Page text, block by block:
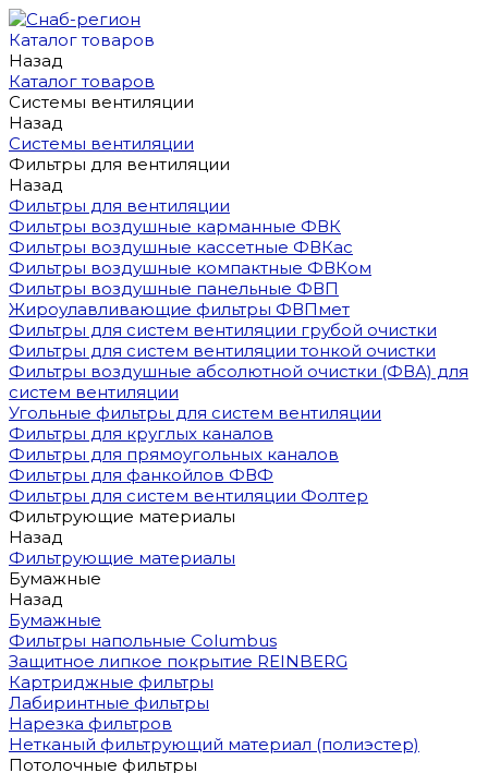
Каталог товаров
Назад
Каталог товаров
Системы вентиляции
Назад
Системы вентиляции
Фильтры для вентиляции
Назад
Фильтры для вентиляции
Фильтры воздушные карманные ФВК
Фильтры воздушные кассетные ФВКас
Фильтры воздушные компактные ФВКом
Фильтры воздушные панельные ФВП
Жироулавливающие фильтры ФВПмет
Фильтры для систем вентиляции грубой очистки
Фильтры для систем вентиляции тонкой очистки
Фильтры воздушные абсолютной очистки (ФВА) для
систем вентиляции
Угольные фильтры для систем вентиляции
Фильтры для круглых каналов
Фильтры для прямоугольных каналов
Фильтры для фанкойлов ФВФ
Фильтры для систем вентиляции Фолтер
Фильтрующие материалы
Назад
Фильтрующие материалы
Бумажные
Назад
Бумажные
Фильтры напольные Columbus
Защитное липкое покрытие REINBERG
Картриджные фильтры
Лабиринтные фильтры
Нарезка фильтров
Нетканый фильтрующий материал (полиэстер)
Потолочные фильтры